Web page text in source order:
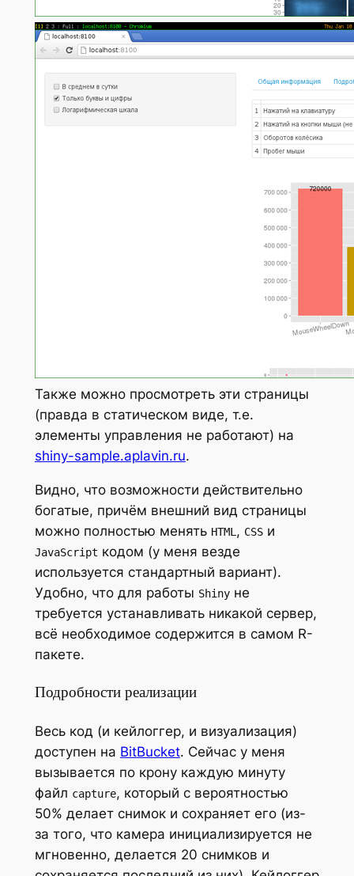
Также можно просмотреть эти страницы
(правда в статическом виде, т.е.
элементы управления не работают) на
shiny-sample.aplavin.ru.
Видно, что возможности действительно
богатые, причём внешний вид страницы
можно полностью менять HTML , CSSи
JavaScript кодом (у меня везде
используется стандартный вариант).
Удобно, что для работы Shinyне
требуется устанавливать никакой сервер,
всё необходимое содержится в самом R-
пакете.
Подробности реализации
Весь код (и кейлоггер, и визуализация)
доступен на BitBucket. Сейчас у меня
вызывается по крону каждую минуту
файл capture, который с вероятностью
50% делает снимок и сохраняет его (из-
за того, что камера инициализируется не
мгновенно, делается 20 снимков и